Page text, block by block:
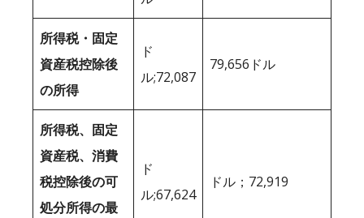
所得税・固定
資産税控除後
の所得
ド
ル;72,087
79,656ドル
所得税、固定
資産税、消費
税控除後の可
処分所得の最
ド
ル;67,624
ドル；72,919